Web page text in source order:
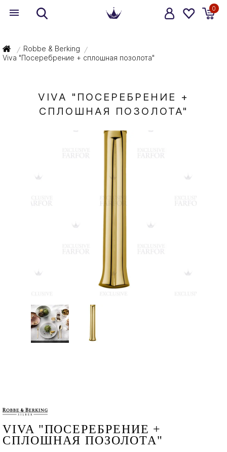
0
/ Robbe & Berking /
Viva "Посеребрение + сплошная позолота"
VIVA "ПОСЕРЕБРЕНИЕ +
СПЛОШНАЯ ПОЗОЛОТА"
VIVA "ПОСЕРЕБРЕНИЕ +
СПЛОШНАЯ ПОЗОЛОТА"